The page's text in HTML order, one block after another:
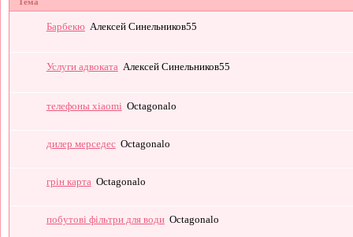
Барбекю Алексей Синельников55
Услуги адвоката Алексей Синельников55
телефоны xiaomi Octagonalo
дилер мерседес Octagonalo
грін карта Octagonalo
побутові фільтри для води Octagonalo